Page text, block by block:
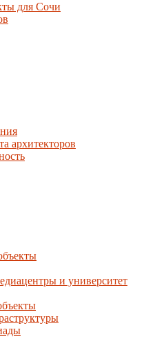
для Сочи
архитекторов
и университет